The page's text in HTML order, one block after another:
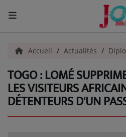
ACCUEIL
Pour Vous
ACTUALITÉS
Accueil Actualités
TOGO : LOMÉ
LES VISITEURS
DÉTENTEURS D'UN